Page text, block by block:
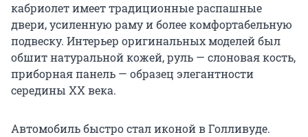
кабриолет имеет традиционные распашные
двери, усиленную раму и более комфортабельную
подвеску. Интерьер оригинальных моделей был
обшит натуральной кожей, руль — слоновая кость,
приборная панель — образец элегантности
середины XX века.
Автомобиль быстро стал иконой в Голливуде.